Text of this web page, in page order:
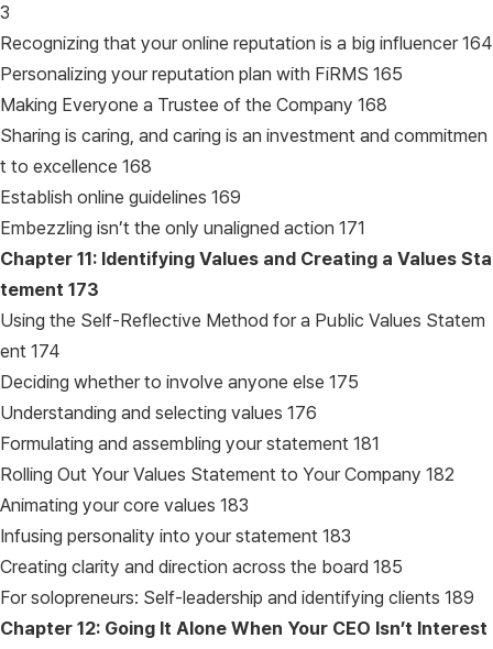
3
Recognizing that your online reputation is a big influencer 164
Personalizing your reputation plan with FiRMS 165
Making Everyone a Trustee of the Company 168
Sharing is caring, and caring is an investment and commitmen
t to excellence 168
Establish online guidelines 169
Embezzling isn’t the only unaligned action 171
Chapter 11: Identifying Values and Creating a Values Sta
tement 173
Using the Self-Reflective Method for a Public Values Statem
ent 174
Deciding whether to involve anyone else 175
Understanding and selecting values 176
Formulating and assembling your statement 181
Rolling Out Your Values Statement to Your Company 182
Animating your core values 183
Infusing personality into your statement 183
Creating clarity and direction across the board 185
For solopreneurs: Self-leadership and identifying clients 189
Chapter 12: Going It Alone When Your CEO Isn’t Interest